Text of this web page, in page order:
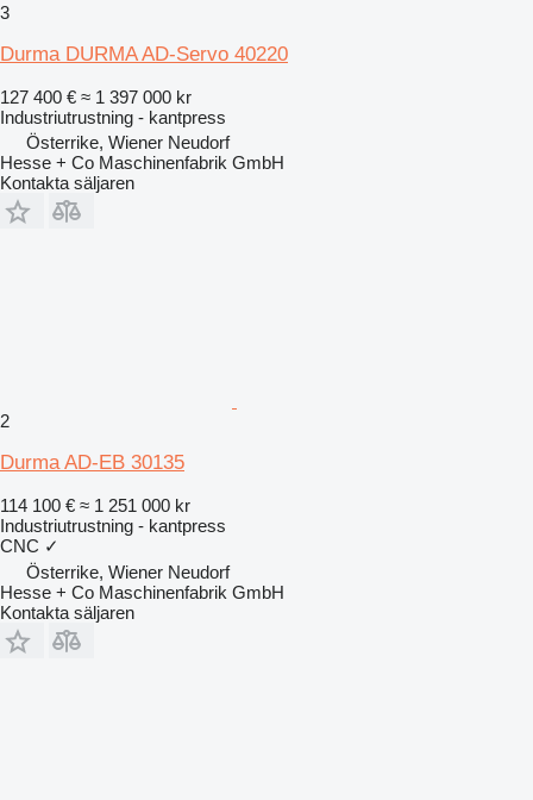
3
Durma DURMA AD-Servo 40220
127 400 € ≈ 1 397 000 kr
Industriutrustning - kantpress
Österrike, Wiener Neudorf
Hesse + Co Maschinenfabrik GmbH
Kontakta säljaren
2
Durma AD-EB 30135
114 100 € ≈ 1 251 000 kr
Industriutrustning - kantpress
CNC ✓
Österrike, Wiener Neudorf
Hesse + Co Maschinenfabrik GmbH
Kontakta säljaren